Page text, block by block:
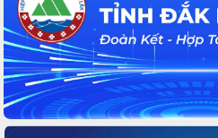
Đắk Lắk sẵn sàng các điều kiện cho
Ngày hội bầu cử đại biểu Quốc hội
khóa XVI và HĐND các cấp nhiệm kỳ
2026-2031
Đảm bảo cuộc bầu cử đại biểu Quốc
hội và đại biểu HĐND các cấp diễn ra
an toàn, hiệu quả, đúng quy định